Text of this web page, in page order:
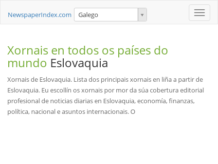
Toggle
NewspaperIndex.com Galego
Xornais en todos os países do
mundo Eslovaquia
Xornais de Eslovaquia. Lista dos principais xornais en liña a partir de
Eslovaquia. Eu escollín os xornais por mor da súa cobertura editorial
profesional de noticias diarias en Eslovaquia, economía, finanzas,
política, nacional e asuntos internacionais. O